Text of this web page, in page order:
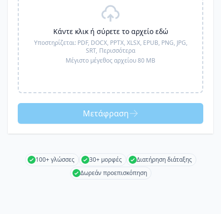
Κάντε κλικ ή σύρετε το αρχείο εδώ
Υποστηρίζεται: PDF, DOCX, PPTX, XLSX, EPUB, PNG, JPG,
SRT, Περισσότερα
Μέγιστο μέγεθος αρχείου 80 MB
Μετάφραση
100+ γλώσσες 30+ μορφές
Διατήρηση διάταξης
Δωρεάν προεπισκόπηση